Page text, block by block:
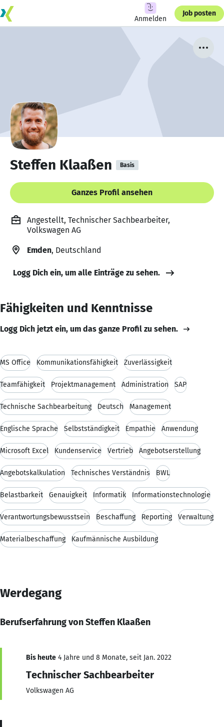
Anmelden
Job posten
Steffen Klaaßen Basis
Ganzes Profil ansehen
Angestellt, Technischer Sachbearbeiter,
Volkswagen AG
Emden, Deutschland
Logg Dich ein, um alle Einträge zu sehen.
Fähigkeiten und Kenntnisse
Logg Dich jetzt ein, um das ganze Profil zu sehen.
MS Office Kommunikationsfähigkeit Zuverlässigkeit
Teamfähigkeit Projektmanagement Administration SAP
Technische Sachbearbeitung Deutsch Management
Englische Sprache Selbstständigkeit Empathie Anwendung
Microsoft Excel Kundenservice Vertrieb Angebotserstellung
Angebotskalkulation Technisches Verständnis BWL
Belastbarkeit Genauigkeit Informatik Informationstechnologie
Verantwortungsbewusstsein Beschaffung Reporting Verwaltung
Materialbeschaffung Kaufmännische Ausbildung
Werdegang
Berufserfahrung von Steffen Klaaßen
Bis heute 4 Jahre und 8 Monate, seit Jan. 2022
Technischer Sachbearbeiter
Volkswagen AG